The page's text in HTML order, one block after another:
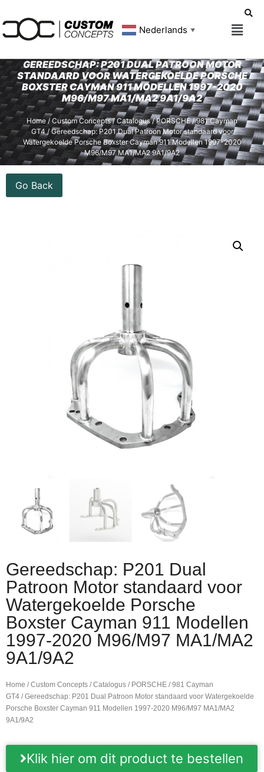
Nederlands ▼
GEREEDSCHAP: P201 DUAL PATROON MOTOR
STANDAARD VOOR WATERGEKOELDE PORSCHE
BOXSTER CAYMAN 911 MODELLEN 1997-2020
M96/M97 MA1/MA2 9A1/9A2
Home /Custom Concepts/Catalogus/PORSCHE/981 Cayman
GT4/ Gereedschap: P201 Dual Patroon Motor standaard voor
Watergekoelde Porsche Boxster Cayman 911 Modellen 1997-2020
M96/M97 MA1/MA2 9A1/9A2
Go Back
Gereedschap: P201 Dual
Patroon Motor standaard voor
Watergekoelde Porsche
Boxster Cayman 911 Modellen
1997-2020 M96/M97 MA1/MA2
9A1/9A2
Home /Custom Concepts /Catalogus / PORSCHE /981 Cayman
GT4 / Gereedschap: P201 Dual Patroon Motor standaard voor Watergekoelde
Porsche Boxster Cayman 911 Modellen 1997-2020 M96/M97 MA1/MA2
9A1/9A2
Klik hier om dit product te bestellen